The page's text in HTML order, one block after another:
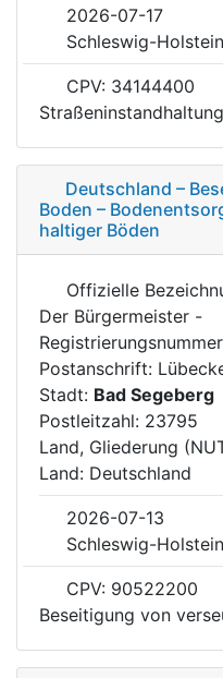
2026-07-17
Schleswig-Holstein
CPV: 34144400
Deutschland –
Boden –
haltiger Böden
Offizielle
Der Bürgermeister -
Postanschrift:
Stadt: Bad Segeberg
Postleitzahl: 23795
Land, Gliederung
Land: Deutschland
2026-07-13
Schleswig-Holstein
CPV: 90522200
Beseitigung von